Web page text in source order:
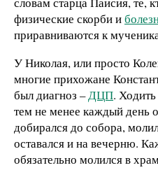
физические скорби и
приравниваются к
У Николая, или просто
многие прихожане
был диагноз –ДЦП.
тем не менее каждый день
добирался до собора,
оставался и на вечерню.
обязательно молился в